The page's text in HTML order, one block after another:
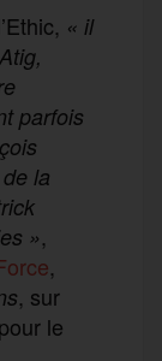
« il
parfois
la
»,
,
, sur
le